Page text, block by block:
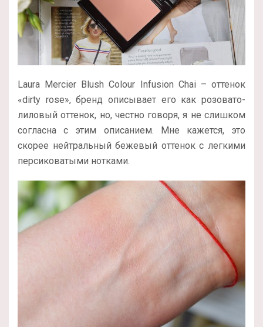
Laura Mercier Blush Colour Infusion Chai – оттенок
«dirty rose», бренд описывает его как розовато-
лиловый оттенок, но, честно говоря, я не слишком
согласна с этим описанием. Мне кажется, это
скорее нейтральный бежевый оттенок с легкими
персиковатыми нотками.